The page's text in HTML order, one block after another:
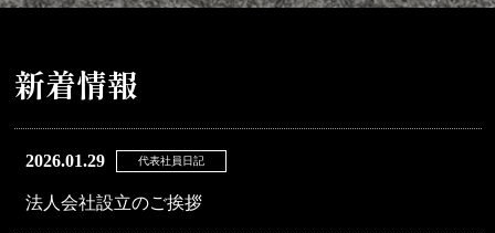
新着情報
2026.01.29 代表社員日記
法人会社設立のご挨拶